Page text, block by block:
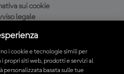
sui cookie
legale
di acquisto
i cookie e tecnologie simili per
propri siti web, prodotti e servizi al
personalizzata basata sulle tue